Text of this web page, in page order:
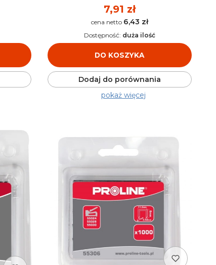
Cena
7,91 zł
Cena 6,43 zł
DO KOSZYKA
Dostępność: duża ilość
Dodaj do porównania
pokaż więcej